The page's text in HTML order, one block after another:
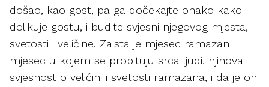
došao, kao gost, pa ga dočekajte onako kako
dolikuje gostu, i budite svjesni njegovog mjesta,
svetosti i veličine. Zaista je mjesec ramazan
mjesec u kojem se propituju srca ljudi, njihova
svjesnost o veličini i svetosti ramazana, i da je on